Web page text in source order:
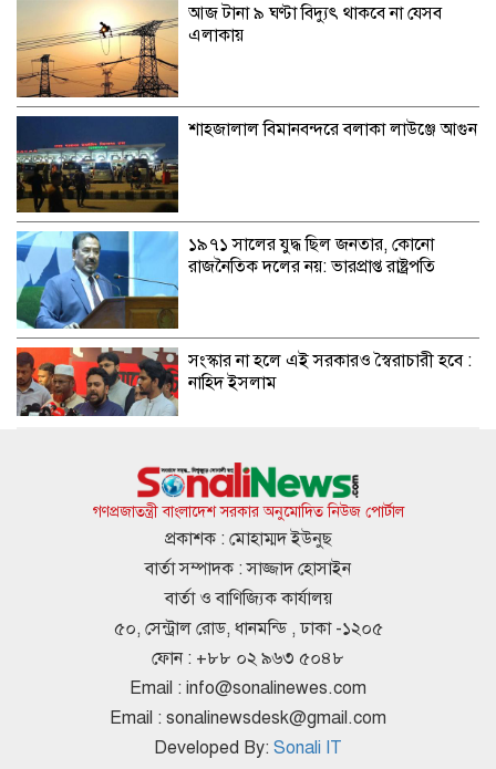
আজ টানা ৯ ঘণ্টা বিদ্যুৎ থাকবে না যেসব
এলাকায়
শাহজালাল বিমানবন্দরে বলাকা লাউঞ্জে আগুন
১৯৭১ সালের যুদ্ধ ছিল জনতার, কোনো
রাজনৈতিক দলের নয়: ভারপ্রাপ্ত রাষ্ট্রপতি
সংস্কার না হলে এই সরকারও স্বৈরাচারী হবে :
নাহিদ ইসলাম
এসএসসির ফলাফল জানা যাবে ৩ উপায়ে
মন্ত্রীদের মাসিক বেতন হওয়া উচিত ১০ লাখ,
এমপিদের ৫ লাখ: নুরুল হক
ইতালির বিমানবন্দরে আটকা ঢাকাগামী বিমান,
ভেতরে আড়াই শতাধিক যাত্রী
গণপ্রজাতন্ত্রী বাংলাদেশ সরকার অনুমোদিত নিউজ পোর্টাল
প্রকাশক : মোহাম্মদ ইউনুছ
বার্তা সম্পাদক : সাজ্জাদ হোসাইন
বার্তা ও বাণিজ্যিক কার্যালয়
৫০, সেন্ট্রাল রোড, ধানমন্ডি , ঢাকা -১২০৫
ফোন : +৮৮ ০২ ৯৬৩ ৫০৪৮
Email : info@sonalinewes.com
Email : sonalinewsdesk@gmail.com
Developed By: Sonali IT